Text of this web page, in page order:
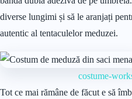
diverse lungimi și să le aranjați
autentic al tentaculelor meduzei.
costume-
Tot ce mai rămâne de făcut e să